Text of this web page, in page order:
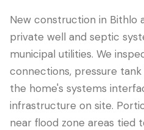
Agendar
New construction in Bithlo
private well and septic
municipal utilities. We
connections, pressure
the home's systems
infrastructure on site.
near flood zone areas tied